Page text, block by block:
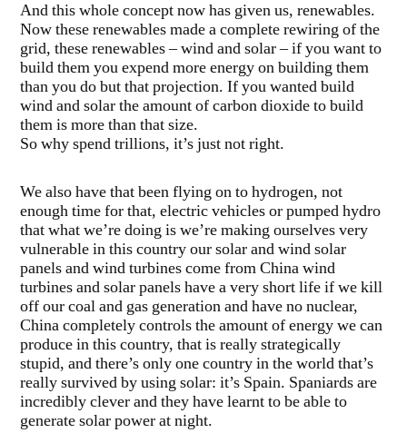
And this whole concept now has given us, renewables.
Now these renewables made a complete rewiring of the
grid, these renewables – wind and solar – if you want to
build them you expend more energy on building them
than you do but that projection. If you wanted build
wind and solar the amount of carbon dioxide to build
them is more than that size.
So why spend trillions, it’s just not right.
We also have that been flying on to hydrogen, not
enough time for that, electric vehicles or pumped hydro
that what we’re doing is we’re making ourselves very
vulnerable in this country our solar and wind solar
panels and wind turbines come from China wind
turbines and solar panels have a very short life if we kill
off our coal and gas generation and have no nuclear,
China completely controls the amount of energy we can
produce in this country, that is really strategically
stupid, and there’s only one country in the world that’s
really survived by using solar: it’s Spain. Spaniards are
incredibly clever and they have learnt to be able to
generate solar power at night.